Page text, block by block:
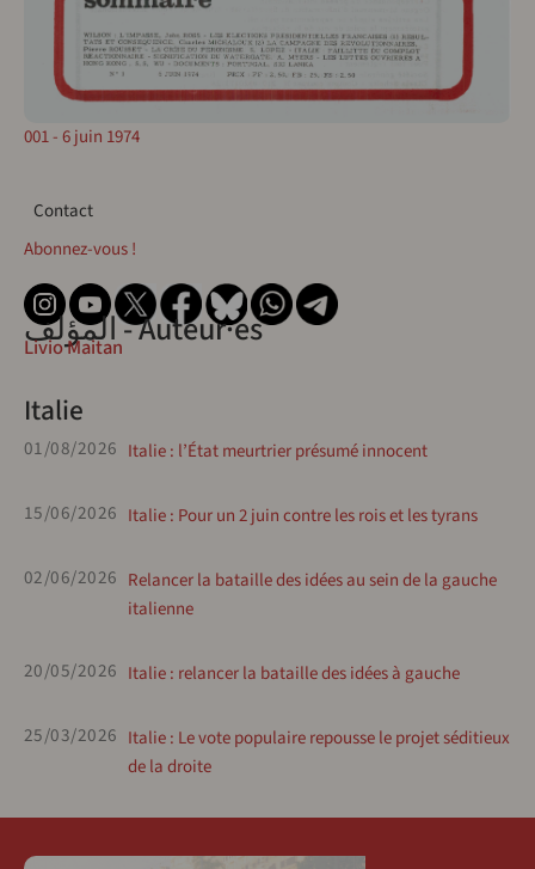
001 - 6 juin 1974
Contact
Contact
Abonnez-vous !
المؤلف - Auteur·esLivio Maitan
Italie
01/08/2026 Italie : l’État meurtrier présumé innocent
15/06/2026 Italie : Pour un 2 juin contre les rois et les tyrans
02/06/2026 Relancer la bataille des idées au sein de la gauche
italienne
20/05/2026 Italie : relancer la bataille des idées à gauche
25/03/2026 Italie : Le vote populaire repousse le projet séditieux
de la droite